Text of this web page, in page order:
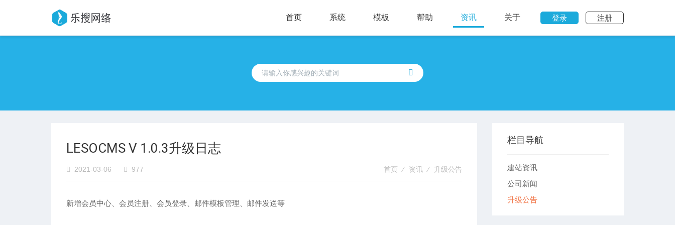
登录 注册
首页 系统 模板 帮助 资讯 关于
LESOCMS V 1.0.3升级日志
首页 ⁄ 资讯 ⁄ 升级公告
2021-03-06 977
新增会员中心、会员注册、会员登录、邮件模板管理、邮件发送等
栏目导航
建站资讯
公司新闻
升级公告